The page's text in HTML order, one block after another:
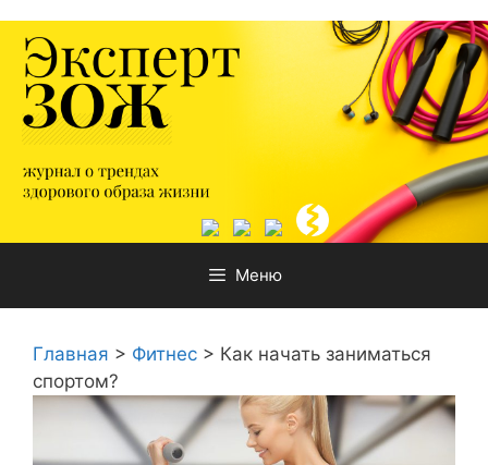
содержимому
Меню
Главная > Фитнес > Как начать заниматься
спортом?